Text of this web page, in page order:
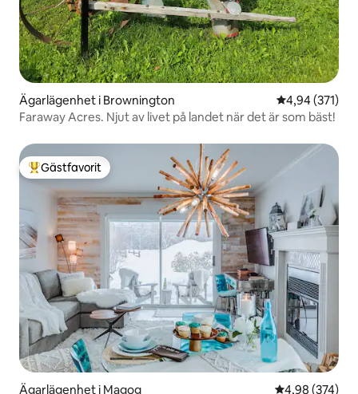
Ägarlägenhet i Brownington 4,94 av 5 i
4,94 (371)
Faraway Acres. Njut av livet på landet när det är som bäst!
Populär gästfavorit
Gästfavorit
Ägarlägenhet i Magog 4,98 av 5 i
4,98 (374)